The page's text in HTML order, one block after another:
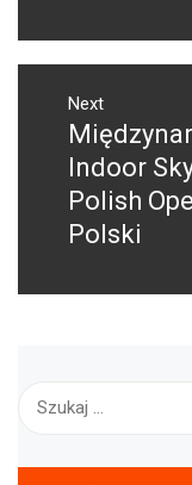
Next
Next
post:
Indoor
Polish
Polski